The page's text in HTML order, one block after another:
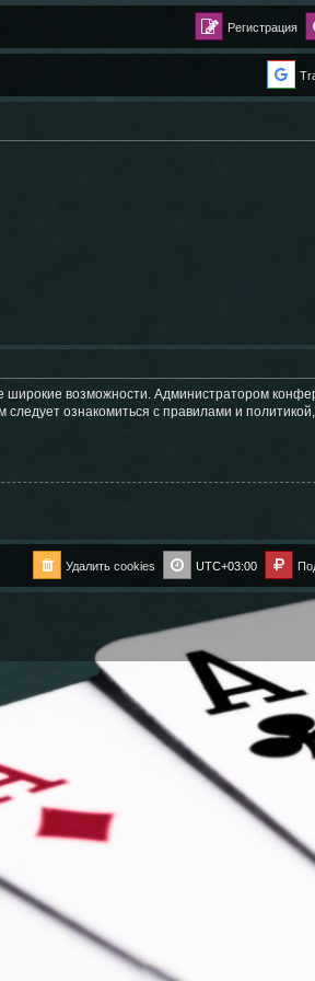
Регистрация
широкие возможности. Администратором
ознакомиться с правилами и политикой,
UTC+03:00
Удалить cookies